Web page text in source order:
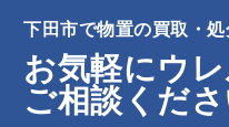
下田市で物置の買取・
お気軽にウ
ご相談くだ